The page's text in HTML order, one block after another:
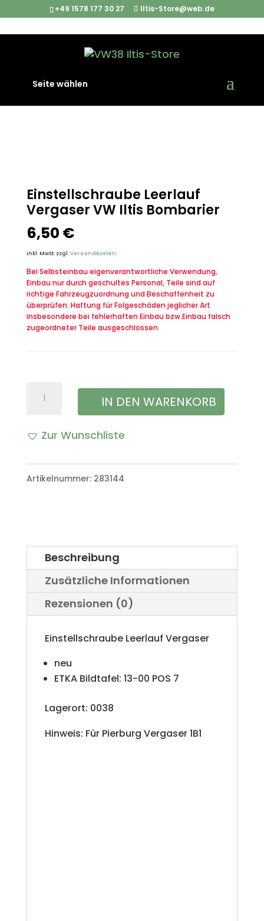
+49 1578 177 30 27 Iltis-Store@web.de
Seite wählen
Einstellschraube Leerlauf Vergaser VW Iltis Bombarier
Einstellschraube Leerlauf
Vergaser VW Iltis Bombarier
6,50 €
inkl. MwSt. zzgl.Versandkosten
Bei Selbsteinbau eigenverantwortliche Verwendung,
Einbau nur durch geschultes Personal, Teile sind auf
richtige Fahrzeugzuordnung und Beschaffenheit zu
überprüfen. Haftung für Folgeschäden jeglicher Art
insbesondere bei fehlerhaften Einbau bzw.Einbau falsch
zugeordneter Teile ausgeschlossen.
Einstellschraube
Vergaser
Iltis
IN DEN WARENKORB
Zur Wunschliste
Artikelnummer: 283144
Beschreibung
Zusätzliche Informationen
Rezensionen (0)
Einstellschraube Leerlauf Vergaser
neu
ETKA Bildtafel: 13-00 POS 7
Lagerort: 0038
Hinweis: Für Pierburg Vergaser 1B1